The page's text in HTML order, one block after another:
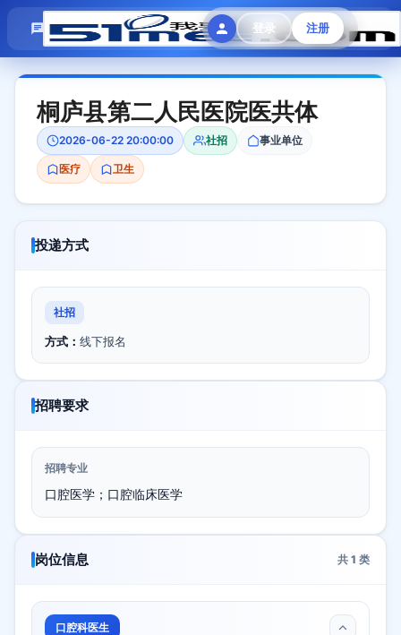
登录 注册
模拟面试 题目大全 招聘中心 会员专区
桐庐县第二人民医院医共体
2026-06-22 20:00:00 社招 事业单位
医疗 卫生
投递方式
社招
方式： 线下报名
招聘要求
招聘专业
口腔医学；口腔临床医学
岗位信息 共 1 类
口腔科医生